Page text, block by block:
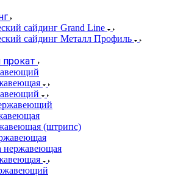
сайдинг Grand Line
сайдинг Металл Профиль
(штрипс)
нержавеющая